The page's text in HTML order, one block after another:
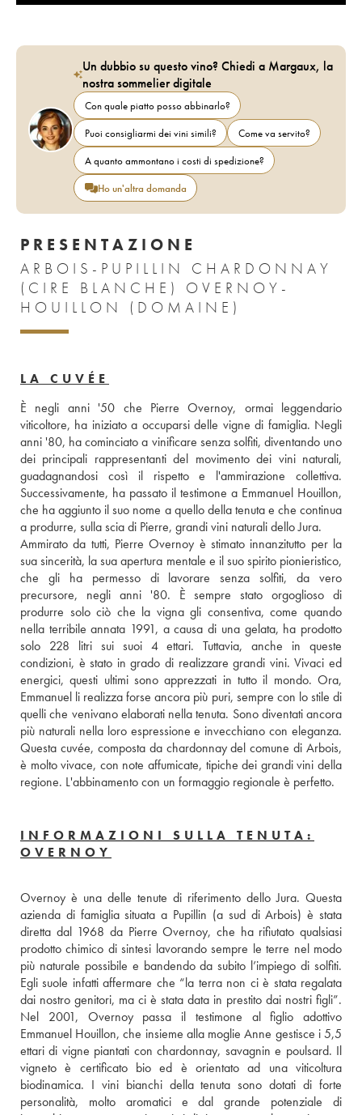
Un dubbio su questo vino? Chiedi a Margaux, la
nostra sommelier digitale
Con quale piatto posso abbinarlo?
Puoi consigliarmi dei vini simili?
Come va servito?
A quanto ammontano i costi di spedizione?
Ho un'altra domanda
PRESENTAZIONE
ARBOIS-PUPILLIN CHARDONNAY
(CIRE BLANCHE) OVERNOY-
HOUILLON (DOMAINE)
LA CUVÉE
È negli anni '50 che Pierre Overnoy, ormai leggendario
viticoltore, ha iniziato a occuparsi delle vigne di famiglia. Negli
anni '80, ha cominciato a vinificare senza solfiti, diventando uno
dei principali rappresentanti del movimento dei vini naturali,
guadagnandosi così il rispetto e l'ammirazione collettiva.
Successivamente, ha passato il testimone a Emmanuel Houillon,
che ha aggiunto il suo nome a quello della tenuta e che continua
a produrre, sulla scia di Pierre, grandi vini naturali dello Jura.
Ammirato da tutti, Pierre Overnoy è stimato innanzitutto per la
sua sincerità, la sua apertura mentale e il suo spirito pionieristico,
che gli ha permesso di lavorare senza solfiti, da vero
precursore, negli anni '80. È sempre stato orgoglioso di
produrre solo ciò che la vigna gli consentiva, come quando
nella terribile annata 1991, a causa di una gelata, ha prodotto
solo 228 litri sui suoi 4 ettari. Tuttavia, anche in queste
condizioni, è stato in grado di realizzare grandi vini. Vivaci ed
energici, questi ultimi sono apprezzati in tutto il mondo. Ora,
Emmanuel li realizza forse ancora più puri, sempre con lo stile di
quelli che venivano elaborati nella tenuta. Sono diventati ancora
più naturali nella loro espressione e invecchiano con eleganza.
Questa cuvée, composta da chardonnay del comune di Arbois,
è molto vivace, con note affumicate, tipiche dei grandi vini della
regione. L'abbinamento con un formaggio regionale è perfetto.
INFORMAZIONI SULLA TENUTA:
OVERNOY
Overnoy è una delle tenute di riferimento dello Jura. Questa
azienda di famiglia situata a Pupillin (a sud di Arbois) è stata
diretta dal 1968 da Pierre Overnoy, che ha rifiutato qualsiasi
prodotto chimico di sintesi lavorando sempre le terre nel modo
più naturale possibile e bandendo da subito l’impiego di solfiti.
Egli suole infatti affermare che “la terra non ci è stata regalata
dai nostro genitori, ma ci è stata data in prestito dai nostri figli”.
Nel 2001, Overnoy passa il testimone al figlio adottivo
Emmanuel Houillon, che insieme alla moglie Anne gestisce i 5,5
ettari di vigne piantati con chardonnay, savagnin e poulsard. Il
vigneto è certificato bio ed è orientato ad una viticoltura
biodinamica. I vini bianchi della tenuta sono dotati di forte
personalità, molto aromatici e dal grande potenziale di